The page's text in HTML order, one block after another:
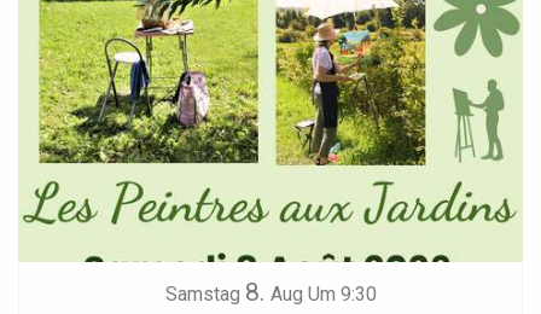
Samstag 8. Aug Um 9:30